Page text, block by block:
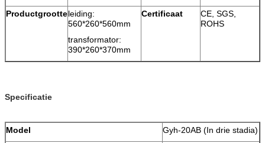
Productgrootteleiding:
560*260*560mm
transformator:
390*260*370mm
Certificaat
CE, SGS,
ROHS
Specificatie
Model
Gyh-20AB (In drie stadia)